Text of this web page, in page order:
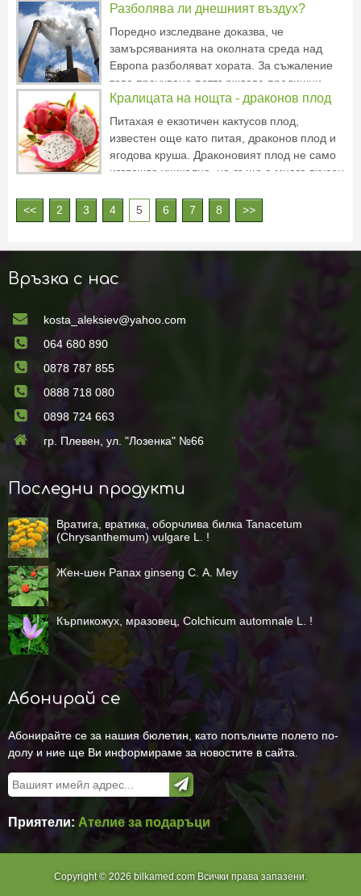
децата си, понеже стресът е пряко свързан
с тяхното здраве, им дайте няколко съвета
училищната лавка. По възможност им
Разболява ли днешният въздух?
Поредно изследване доказва, че
замърсяванията на околната среда над
Европа разболяват хората. За съжаление
това проучване потвърждава предишни
констатации, че и децата, които растат в
райони с по-високи нива на замърсяване,
дробове. Освен това са налице
Кралицата на нощта - драконов плод
Питахая е екзотичен кактусов плод,
известен още като питая, драконов плод и
ягодова круша. Драконовият плод не само
изглежда уникално, но също е много вкусен
растение от семейство Кактусови
(Hylocereus). Родината й е Централна
<< 2 3 4 5 6 7 8 >>
Връзка с нас
kosta_aleksiev@yahoo.com
064 680 890
0878 787 855
0888 718 080
0898 724 663
гр. Плевен, ул. "Лозенка" №66
Последни продукти
Вратига, вратика, оборчлива билка Tanacetum
(Chrysanthemum) vulgare L. !
Жен-шен Рапах ginseng С. А. Меу
Кърпикожух, мразовец, Colchicum automnale L. !
Абонирай се
Абонирайте се за нашия бюлетин, като попълните полето по-
долу и ние ще Ви информираме за новостите в сайта.
Приятели: Ателие за подаръци
Copyright © 2026 bilkamed.com Всички права запазени.